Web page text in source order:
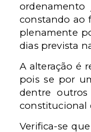
constando ao
plenamente
dias prevista
A alteração é
pois se por
dentre
constitucional
Verifica-se